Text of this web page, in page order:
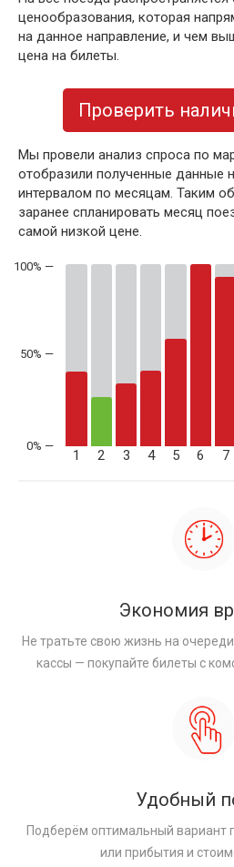
ценообразования, которая
на данное направление, и чем
цена на билеты.
Проверить
Мы провели анализ спроса по
отобразили полученные данные
интервалом по месяцам. Таким
заранее спланировать месяц
самой низкой цене.
50% —
1 2 3 4 5 6 7
Экономия
Не тратьте свою жизнь на
кассы — покупайте билеты с
Удобный
Подберём оптимальный вариант
или прибытия и